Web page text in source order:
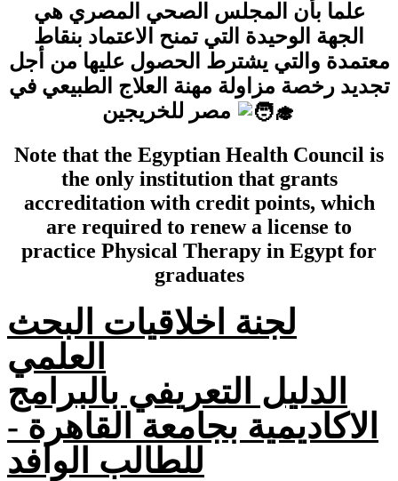
علما بأن المجلس الصحي المصري هي
الجهة الوحيدة التي تمنح الاعتماد بنقاط
معتمدة والتي يشترط الحصول عليها من أجل
تجديد رخصة مزاولة مهنة العلاج الطبيعي في
Note that the Egyptian Health Council is
the only institution that grants
accreditation with credit points, which
are required to renew a license to
practice Physical Therapy in Egypt for
graduates
لجنة اخلاقيات البحث
العلمي
الدليل التعريفي بالبرامج
الاكاديمية بجامعة القاهرة -
للطالب الوافد